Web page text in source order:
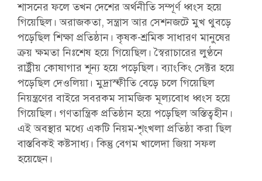
শাসনের ফলে তখন দেশের অর্থনীতি সম্পূর্ণ ধ্বংস হয়ে
গিয়েছিল। অরাজকতা, সন্ত্রাস আর সেশনজটে মুখ থুবড়ে
পড়েছিল শিক্ষা প্রতিষ্ঠান। কৃষক-শ্রমিক সাধারণ মানুষের
ক্রয় ক্ষমতা নিঃশেষ হয়ে গিয়েছিল। স্বৈরাচারের লুণ্ঠনে
রাষ্ট্রীয় কোষাগার শূন্য হয়ে পড়েছিল। ব্যাংকিং সেক্টর হয়ে
পড়েছিল দেওলিয়া। মুদ্রাস্ফীতি বেড়ে চলে গিয়েছিল
নিয়ন্ত্রণের বাইরে সবরকম সামজিক মূল্যবোধ ধ্বংস হয়ে
গিয়েছিল। গণতান্ত্রিক প্রতিষ্ঠান হয়ে পড়েছিল অস্তিত্বহীন।
এই অবস্থার মধ্যে একটি নিয়ম-শৃংখলা প্রতিষ্ঠা করা ছিল
বাস্তবিকই কষ্টসাধ্য। কিন্তু বেগম খালেদা জিয়া সফল
হয়েছেন।